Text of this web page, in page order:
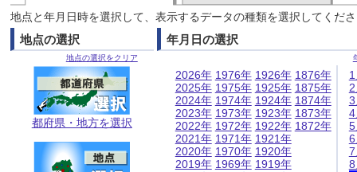
地点と年月日時を選択して、表示するデータの種類を選択してくだ
地点の選択
地点の選択をクリア
都府県・地方を選択
年月日の選択
2026年
2025年
2024年
2023年
2022年
2021年
2020年
2019年
1976年
1975年
1974年
1973年
1972年
1971年
1970年
1969年
1926年
1925年
1924年
1923年
1922年
1921年
1920年
1919年
1876年
1875年
1874年
1873年
1872年